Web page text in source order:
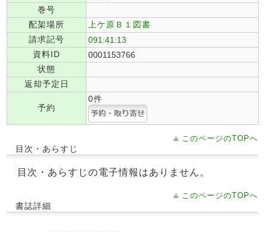
巻号
配架場所
上ケ原Ｂ１図書
請求記号
091:41:13
資料ID
0001153766
状態
返却予定日
予約
0件
このページのTOPへ
目次・あらすじ
目次・あらすじの電子情報はありません。
このページのTOPへ
書誌詳細